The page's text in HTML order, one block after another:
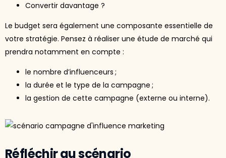
Convertir davantage ?
Le budget sera également une composante essentielle de
votre stratégie. Pensez à réaliser une étude de marché qui
prendra notamment en compte :
le nombre d’influenceurs ;
la durée et le type de la campagne ;
la gestion de cette campagne (externe ou interne).
Réfléchir au scénario